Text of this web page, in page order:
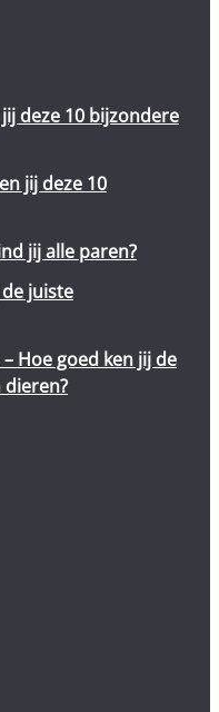
deze 10 bijzondere
jij deze 10
jij alle paren?
juiste
Hoe goed ken jij de
dieren?